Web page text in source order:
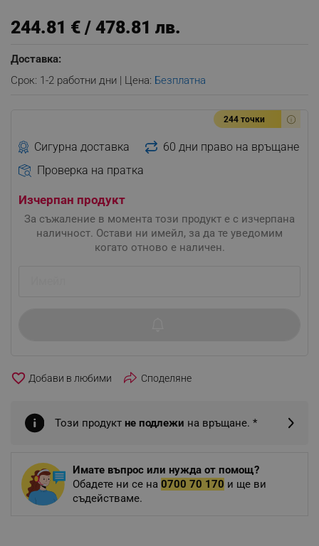
244.81 € / 478.81 лв.
Доставка:
Срок: 1-2 работни дни | Цена: Безплатна
244 точки
Сигурна доставка
60 дни право на връщане
Проверка на пратка
Изчерпан продукт
За съжаление в момента този продукт е с изчерпана
наличност. Остави ни имейл, за да те уведомим
когато отново е наличен.
favorite_border Споделяне
Този продукт не подлежи на връщане. *
Имате въпрос или нужда от помощ?
Обадете ни се на 0700 70 170 и ще ви
съдействаме.